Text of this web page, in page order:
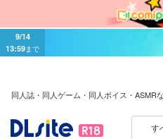
9/14
13:59まで
同人誌・同人ゲーム・同人ボイス・ASMR
す